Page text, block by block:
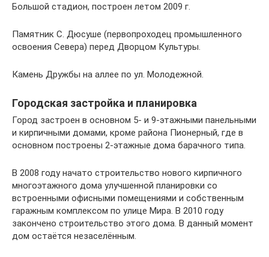
Большой стадион, построен летом 2009 г.
Памятник С. Дюсуше (первопроходец промышленного
освоения Севера) перед Дворцом Культуры.
Камень Дружбы на аллее по ул. Молодежной.
Городская застройка и планировка
Город застроен в основном 5- и 9-этажными панельными
и кирпичными домами, кроме района Пионерный, где в
основном построены 2-этажные дома барачного типа.
В 2008 году начато строительство нового кирпичного
многоэтажного дома улучшенной планировки со
встроенными офисными помещениями и собственным
гаражным комплексом по улице Мира. В 2010 году
закончено строительство этого дома. В данный момент
дом остаётся незаселённым.